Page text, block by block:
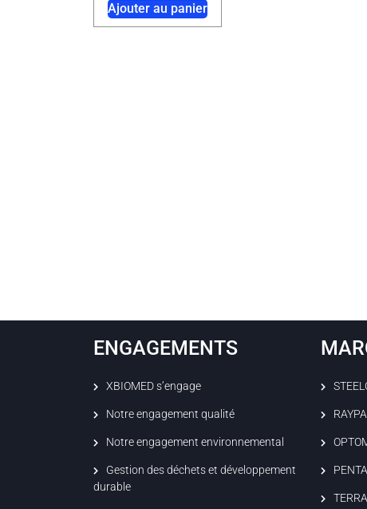
Ajouter au panier
ENGAGEMENTS
XBIOMED s’engage
Notre engagement qualité
Notre engagement environnemental
Gestion des déchets et développement
durable
RAYPA